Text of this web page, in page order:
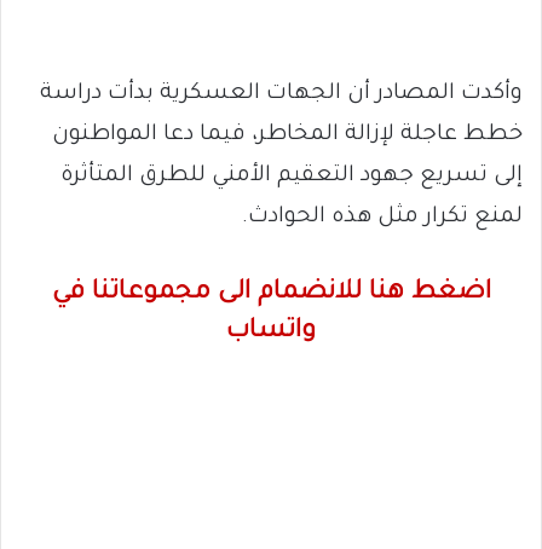
وأكدت المصادر أن الجهات العسكرية بدأت دراسة
خطط عاجلة لإزالة المخاطر، فيما دعا المواطنون
إلى تسريع جهود التعقيم الأمني للطرق المتأثرة
لمنع تكرار مثل هذه الحوادث.
اضغط هنا للانضمام الى مجموعاتنا في
واتساب